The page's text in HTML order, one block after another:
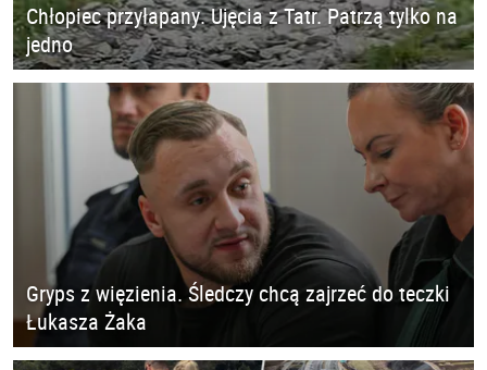
Chłopiec przyłapany. Ujęcia z Tatr. Patrzą tylko na
jedno
Gryps z więzienia. Śledczy chcą zajrzeć do teczki
Łukasza Żaka